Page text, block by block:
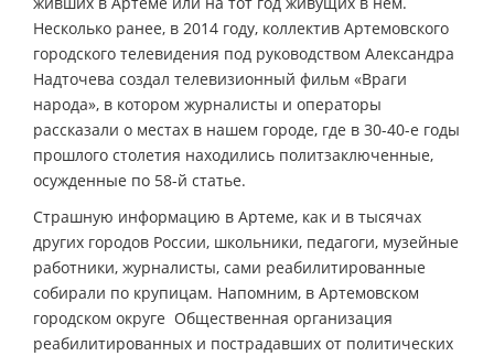
Несколько ранее, в 2014 году, коллектив Артемовского
городского телевидения под руководством Александра
Надточева создал телевизионный фильм «Враги
народа», в котором журналисты и операторы
рассказали о местах в нашем городе, где в 30-40-е годы
прошлого столетия находились политзаключенные,
осужденные по 58-й статье.
Страшную информацию в Артеме, как и в тысячах
других городов России, школьники, педагоги, музейные
работники, журналисты, сами реабилитированные
собирали по крупицам. Напомним, в Артемовском
городском округе Общественная организация
реабилитированных и пострадавших от политических